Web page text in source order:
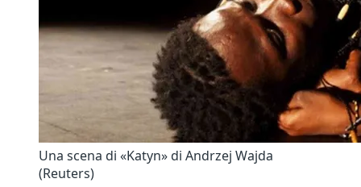
Una scena di «Katyn» di Andrzej Wajda
(Reuters)